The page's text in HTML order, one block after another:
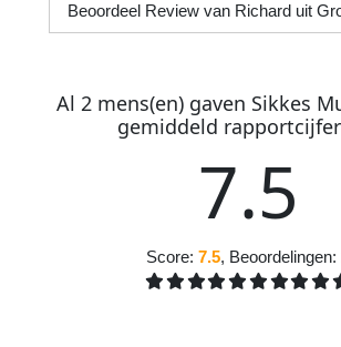
Beoordeel Review van Richard uit
Al 2mens(en) gaven Sikkes M
gemiddeld rapportcijfer
7.5
Score: 7.5, Beoordelingen: